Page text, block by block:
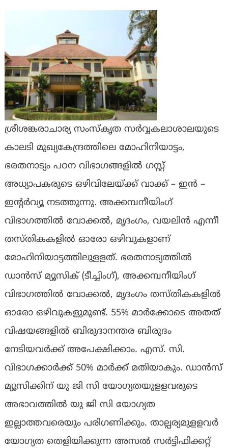
ശ്രീശങ്കരാചാര്യ സംസ്കൃത സർവ്വകലാശാലയുടെ
കാലടി മുഖ്യകേന്ദ്രത്തിലെ മോഹിനിയാട്ടം,
ഭരതനാട്യം പഠന വിഭാഗങ്ങളിൽ ഗസ്റ്റ്
അധ്യാപകരുടെ ഒഴിവിലേയ്ക്ക് വാക്ക് – ഇൻ –
ഇന്റർവ്യൂ നടത്തുന്നു. അക്കമ്പനീയിംഗ്
വിഭാഗത്തിൽ വോക്കൽ, മൃദംഗം, വയലിൻ എന്നീ
തസ്തികകളിൽ ഓരോ ഒഴിവുകളാണ്
മോഹിനിയാട്ടത്തിലുളളത്. ഭരതനാട്യത്തിൽ
ഡാൻസ് മ്യൂസിക് (ടീച്ചിംഗ്), അക്കമ്പനീയിംഗ്
വിഭാഗത്തിൽ വോക്കൽ, മൃദംഗം തസ്തികകളിൽ
ഓരോ ഒഴിവുകളുമുണ്ട്. 55% മാർക്കോടെ അതത്
വിഷയങ്ങളിൽ ബിരുദാനന്തര ബിരുദം
നേടിയവർക്ക് അപേക്ഷിക്കാം. എസ്. സി.
വിഭാഗക്കാർക്ക് 50% മാർക്ക് മതിയാകും. ഡാൻസ്
മ്യൂസിക്കിന് യു ജി സി യോഗ്യതയുളളവരുടെ
അഭാവത്തിൽ യു ജി സി യോഗ്യത
ഇല്ലാത്തവരെയും പരിഗണിക്കും. താല്പര്യമുളളവർ
യോഗ്യത തെളിയിക്കുന്ന അസൽ സർട്ടിഫിക്കറ്റ്